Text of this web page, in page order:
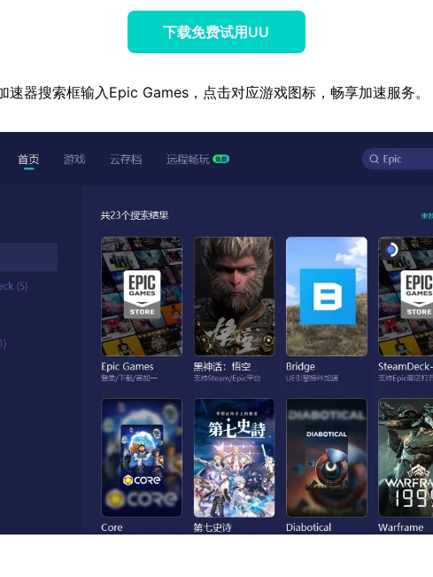
下载免费试用UU
速器搜索框输入Epic Games，点击对应游戏图标，畅享加速服务。